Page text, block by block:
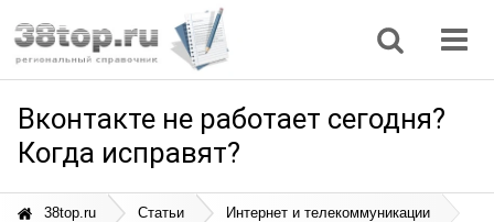
Вконтакте не работает сегодня?
Когда исправят?
38top.ru Статьи Интернет и телекоммуникации